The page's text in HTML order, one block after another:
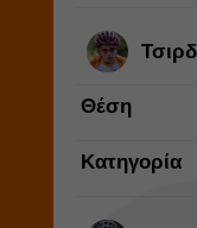
Θέση
Κατηγορία